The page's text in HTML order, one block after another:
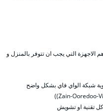
التي يجب ان تتوفر بالمنزل و
شبكة الواي فاي بشكل واضح
تقنية او تشويش